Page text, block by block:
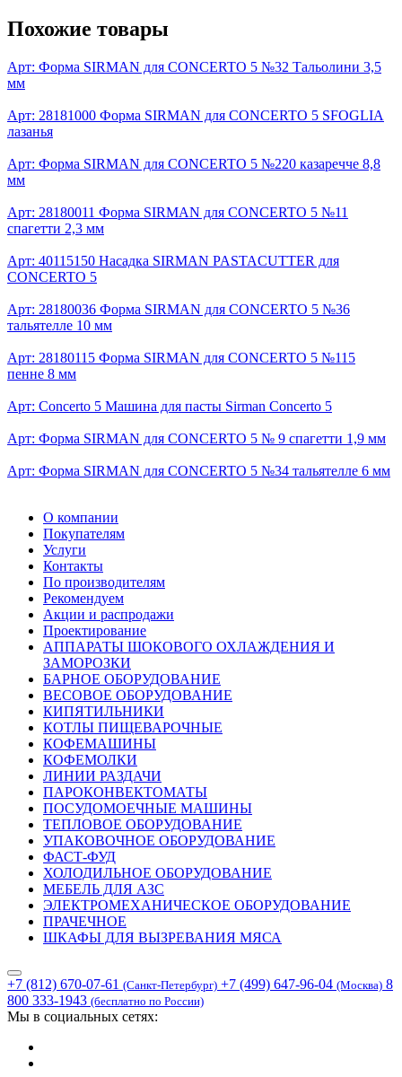
Похожие товары
Арт: Форма SIRMAN для CONCERTO 5 №32 Тальолини 3,5
мм
Арт: 28181000 Форма SIRMAN для CONCERTO 5 SFOGLIA
лазанья
Арт: Форма SIRMAN для CONCERTO 5 №220 казаречче 8,8
мм
Арт: 28180011 Форма SIRMAN для CONCERTO 5 №11
спагетти 2,3 мм
Арт: 40115150 Насадка SIRMAN PASTACUTTER для
CONCERTO 5
Арт: 28180036 Форма SIRMAN для CONCERTO 5 №36
тальятелле 10 мм
Арт: 28180115 Форма SIRMAN для CONCERTO 5 №115
пенне 8 мм
Арт: Concerto 5 Машина для пасты Sirman Concerto 5
Арт: Форма SIRMAN для CONCERTO 5 № 9 спагетти 1,9 мм
Арт: Форма SIRMAN для CONCERTO 5 №34 тальятелле 6 мм
О компании
Покупателям
Услуги
Контакты
По производителям
Рекомендуем
Акции и распродажи
Проектирование
АППАРАТЫ ШОКОВОГО ОХЛАЖДЕНИЯ И
ЗАМОРОЗКИ
БАРНОЕ ОБОРУДОВАНИЕ
ВЕСОВОЕ ОБОРУДОВАНИЕ
КИПЯТИЛЬНИКИ
КОТЛЫ ПИЩЕВАРОЧНЫЕ
КОФЕМАШИНЫ
КОФЕМОЛКИ
ЛИНИИ РАЗДАЧИ
ПАРОКОНВЕКТОМАТЫ
ПОСУДОМОЕЧНЫЕ МАШИНЫ
ТЕПЛОВОЕ ОБОРУДОВАНИЕ
УПАКОВОЧНОЕ ОБОРУДОВАНИЕ
ФАСТ-ФУД
ХОЛОДИЛЬНОЕ ОБОРУДОВАНИЕ
МЕБЕЛЬ ДЛЯ АЗС
ЭЛЕКТРОМЕХАНИЧЕСКОЕ ОБОРУДОВАНИЕ
ПРАЧЕЧНОЕ
ШКАФЫ ДЛЯ ВЫЗРЕВАНИЯ МЯСА
+7 (812) 670-07-61 (Санкт-Петербург) +7 (499) 647-96-04 (Москва) 8
800 333-1943 (бесплатно по России)
Мы в социальных сетях: